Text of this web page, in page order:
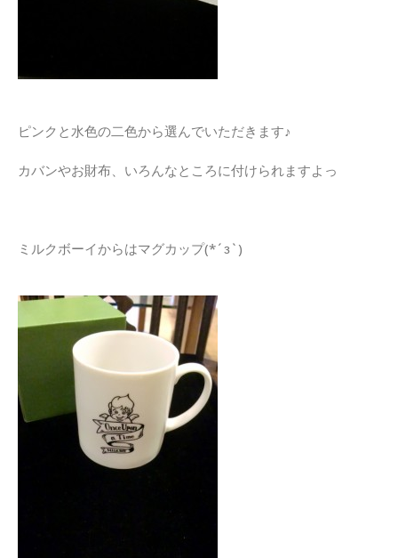
ピンクと水色の二色から選んでいただきます♪
カバンやお財布、いろんなところに付けられますよっ
ミルクボーイからはマグカップ(*´з`)